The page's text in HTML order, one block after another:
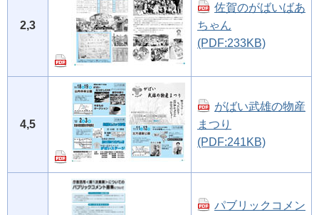
2,3
佐賀のがばいばあ
ちゃん
(PDF:233KB)
4,5
がばい武雄の物産
まつり
(PDF:241KB)
パブリックコメン